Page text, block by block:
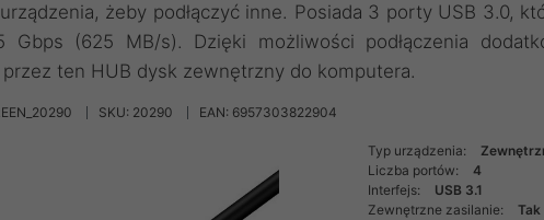
urządzenia, żeby podłączyć inne. Posiada 3 porty USB 3.0,
(625 MB/s). Dzięki możliwości podłączenia
przez ten HUB dysk zewnętrzny do komputera.
SKU: 20290 EAN: 6957303822904
Typ urządzenia:
Liczba portów:
4
Interfejs:
USB 3.1
Zewnętrzne zasilanie:
Tak